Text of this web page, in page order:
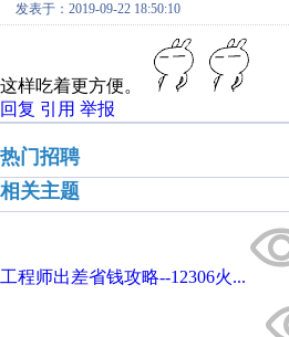
发表于：2019-09-22 18:50:10
这样吃着更方便。
回复 引用 举报
热门招聘
相关主题
工程师出差省钱攻略--12306火...